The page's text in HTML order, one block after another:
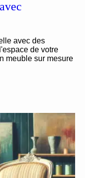
avec des
de votre
meuble sur mesure